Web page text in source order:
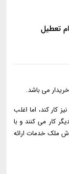
می باشد.
کار کند، اما اغلب
کار می کنند و با
ملک خدمات ارائه